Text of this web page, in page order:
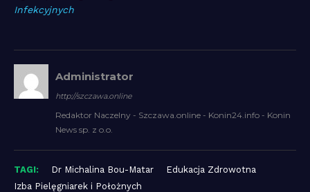
Infekcyjnych
Administrator
http://szczawa.online
Redaktor Naczelny - Szczawa.online - Konin24.info - Konin
News sp. z o.o.
TAGI: Dr Michalina Bou-Matar
Edukacja Zdrowotna
Izba Pielęgniarek i Położnych